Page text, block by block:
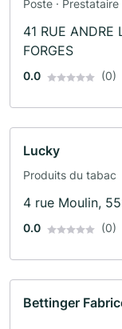
Poste ·
41 RUE ANDRE
FORGES
0.0 (0)
Lucky
Produits du tabac
4 rue Moulin,
0.0 (0)
Bettinger